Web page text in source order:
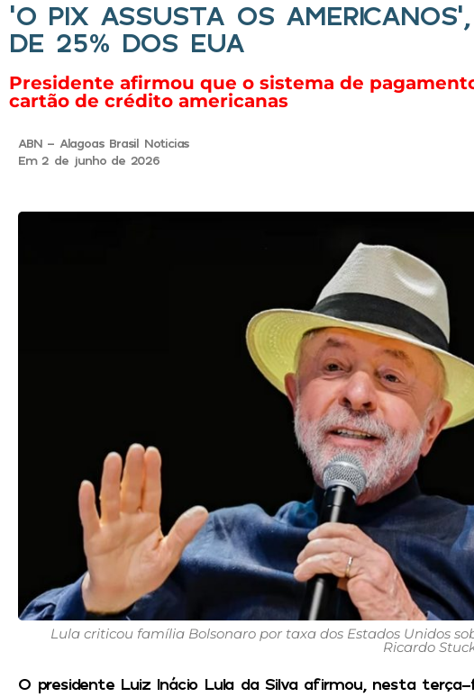
‘O PIX ASSUSTA OS
DE 25% DOS EUA
Presidente afirmou que o sistema de
cartão de crédito americanas
ABN - Alagoas Brasil Noticias
Em 2 de junho de 2026
Lula criticou família Bolsonaro por taxa dos Estados Unidos
Ricardo
O presidente Luiz Inácio Lula da Silva afirmou, nesta